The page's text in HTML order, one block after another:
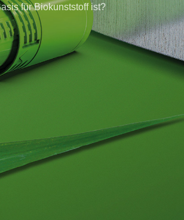
für Biokunststoff ist?